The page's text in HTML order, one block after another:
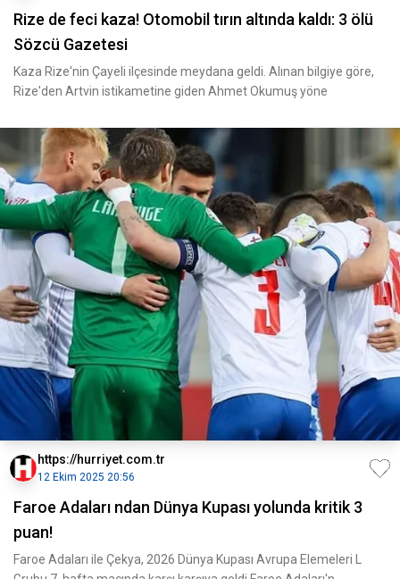
Rize de feci kaza! Otomobil tırın altında kaldı: 3 ölü
Sözcü Gazetesi
Kaza Rize'nin Çayeli ilçesinde meydana geldi. Alınan bilgiye göre,
Rize'den Artvin istikametine giden Ahmet Okumuş yöne
https://hurriyet.com.tr
12 Ekim 2025 20:56
Faroe Adaları ndan Dünya Kupası yolunda kritik 3
puan!
Faroe Adaları ile Çekya, 2026 Dünya Kupası Avrupa Elemeleri L